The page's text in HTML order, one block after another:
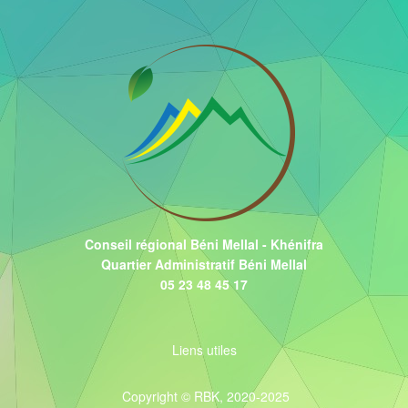
Conseil régional Béni Mellal - Khénifra
Quartier Administratif Béni Mellal
05 23 48 45 17
Liens utiles
Copyright © RBK, 2020-2025